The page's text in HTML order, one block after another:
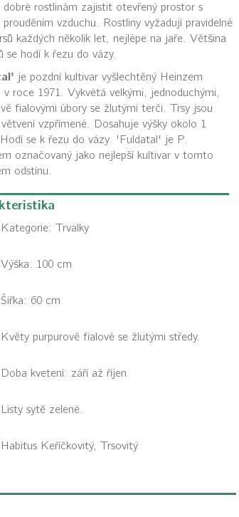
rostlinám zajistit otevřený prostor s
prouděním vzduchu. Rostliny vyžadují pravidelné
každých několik let, nejlépe na jaře. Většina
se hodí k řezu do vázy.
je pozdní kultivar vyšlechtěný Heinzem
v roce 1971. Vykvétá velkými, jednoduchými,
fialovými úbory se žlutými terči. Trsy jsou
vzpřímené. Dosahuje výšky okolo 1
se k řezu do vázy. 'Fuldatal' je P.
označovaný jako nejlepší kultivar v tomto
odstínu.
Kategorie: Trvalky
Výška: 100 cm
Šířka: 60 cm
Květy purpurově fialové se žlutými středy.
Doba kvetení: září až říjen
Listy sytě zelené.
Habitus Keříčkovitý, Trsovitý